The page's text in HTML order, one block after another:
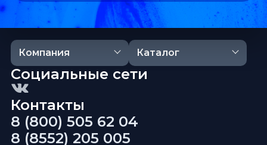
Компания Каталог
Контакты
8 (800) 505 62 04
8 (8552) 205 005
Социальные сети